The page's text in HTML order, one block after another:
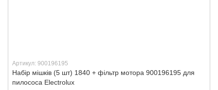
Артикул: 900196195
Набір мішків (5 шт) 1840 + фільтр мотора 900196195 для
пилососа Electrolux